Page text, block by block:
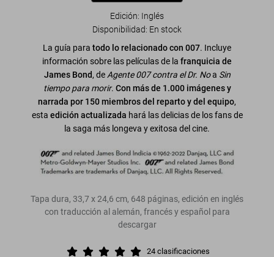
Edición: Inglés
Disponibilidad: En stock
La guía para todo lo relacionado con 007. Incluye
información sobre las películas de la franquicia de
James Bond, deAgente 007 contra el Dr. Noa Sin
tiempo para morir. Con más de 1.000 imágenes y
narrada por 150 miembrosdel reparto y del equipo,
esta edición actualizada hará las delicias de los fans de
la saga más longeva y exitosa del cine.
Tapa dura, 33,7 x 24,6 cm, 648 páginas, edición en inglés
con traducción al alemán, francés y español para
descargar
24 clasificaciones